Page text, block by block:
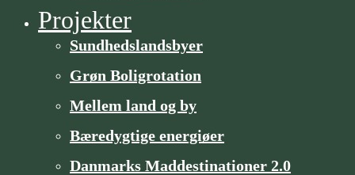
Projekter
Sundheds­­landsbyer
Grøn Boligrotation
Mellem land og by
Bæredygtige energiøer
Danmarks Maddestinationer 2.0